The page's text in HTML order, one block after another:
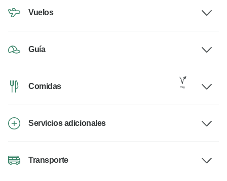
Vuelos
Guía
Comidas
Servicios adicionales
Transporte